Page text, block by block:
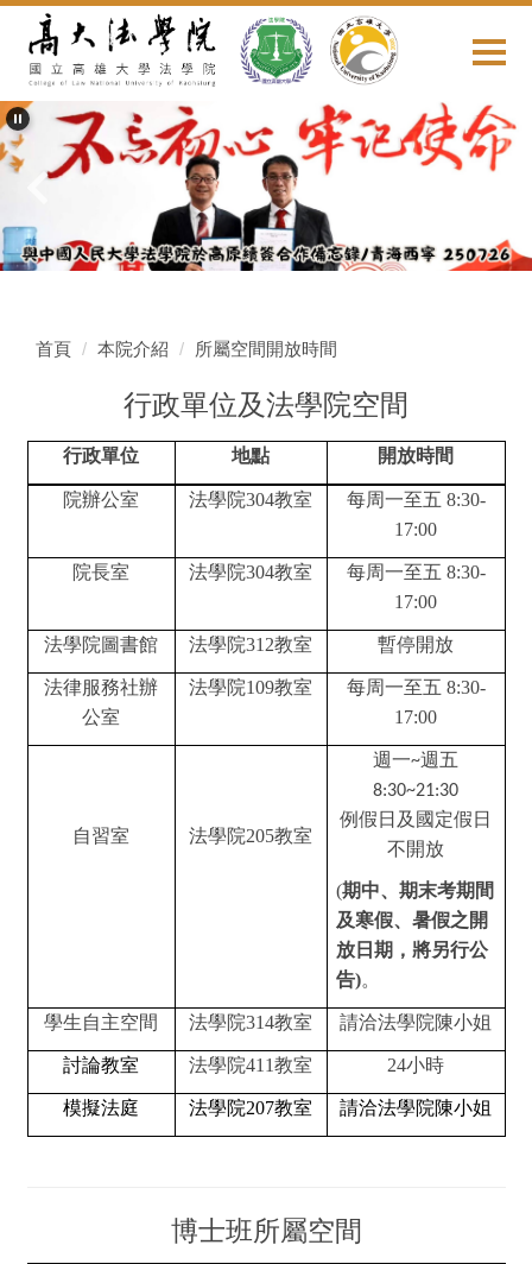
要
內
容
區
首頁 本院介紹 所屬空間開放時間
行政單位及法學院空間
行政單位 地點 開放時間
院辦公室 法學院304教室
每周一至五 8:30-
17:00
院長室 法學院304教室
每周一至五 8:30-
17:00
法學院圖書館 法學院312教室 暫停開放
法律服務社辦
公室
法學院109教室
每周一至五 8:30-
17:00
自習室 法學院205教室
週一~週五
8:30~21:30
例假日及國定假日
不開放
(期中、期末考期間
及寒假、暑假之開
放日期，將另行公
告)。
學生自主空間 法學院314教室 請洽法學院陳小姐
討論教室 法學院411教室 24小時
模擬法庭 法學院207教室 請洽法學院陳小姐
博士班所屬空間